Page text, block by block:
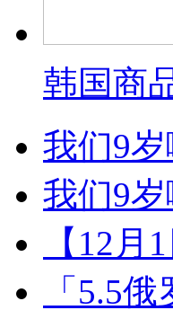
韩国商
我们9岁
我们9岁
【12
「5.5